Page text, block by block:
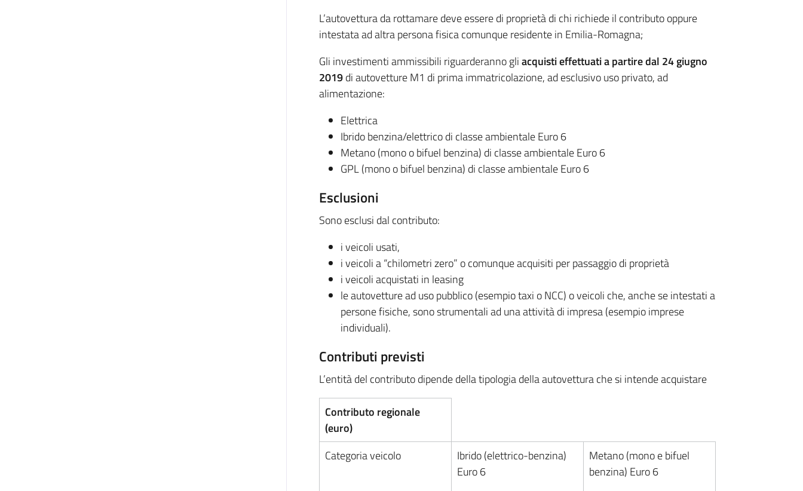
L’autovettura da rottamare deve essere di proprietà di chi richiede il contributo oppure
intestata ad altra persona fisica comunque residente in Emilia-Romagna;
Gli investimenti ammissibili riguarderanno gliacquistieffettuati a partire dal 24 giugno
2019di autovetture M1 di prima immatricolazione, ad esclusivo uso privato, ad
alimentazione:
Elettrica
Ibrido benzina/elettrico di classe ambientale Euro 6
Metano (mono o bifuel benzina) di classe ambientale Euro 6
GPL (mono o bifuel benzina) di classe ambientale Euro 6
Esclusioni
Sono esclusi dal contributo:
i veicoli usati,
i veicoli a “chilometri zero” o comunque acquisiti per passaggio di proprietà
i veicoli acquistati in leasing
le autovetture ad uso pubblico (esempio taxi o NCC) o veicoli che, anche se intestati a
persone fisiche, sono strumentali ad una attività di impresa (esempio imprese
individuali).
Contributi previsti
L’entità del contributo dipende della tipologia della autovettura che si intende acquistare
Contributo regionale
(euro)
Categoria veicolo
Ibrido (elettrico-benzina)
Euro 6
Metano (mono e bifuel
benzina) Euro 6